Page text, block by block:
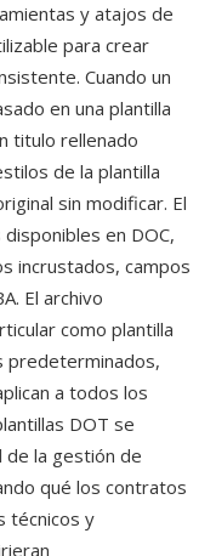
y atajos de
para crear
Cuando un
en una plantilla
titulo rellenado
de la plantilla
sin modificar. El
en DOC,
incrustados, campos
El archivo
como plantilla
predeterminados,
a todos los
DOT se
de la gestión de
qué los contratos
técnicos y